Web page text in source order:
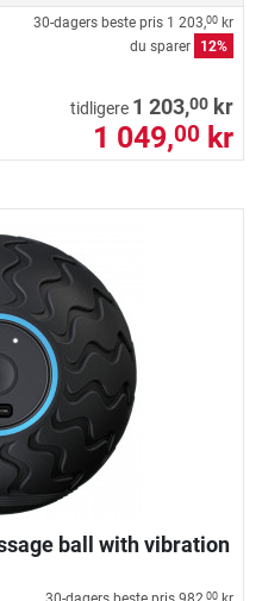
30-dagers beste pris 1 203,00 kr
du sparer
12%
tidligere 1 203,00 kr
1 049,00 kr
ball with vibration
00